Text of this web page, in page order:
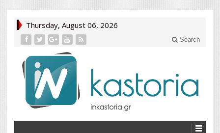
Thursday, August 06, 2026
Search